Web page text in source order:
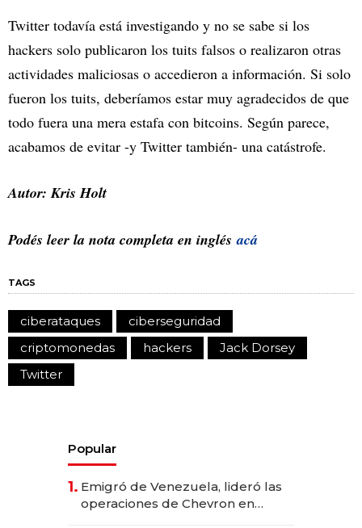
Twitter todavía está investigando y no se sabe si los
hackers solo publicaron los tuits falsos o realizaron otras
actividades maliciosas o accedieron a información. Si solo
fueron los tuits, deberíamos estar muy agradecidos de que
todo fuera una mera estafa con bitcoins. Según parece,
acabamos de evitar -y Twitter también- una catástrofe.
Autor: Kris Holt
Podés leer la nota completa en inglésacá
TAGS
ciberataques
ciberseguridad
criptomonedas
hackers
Jack Dorsey
Twitter
Popular
1. Emigró de Venezuela, lideró las
operaciones de Chevron en